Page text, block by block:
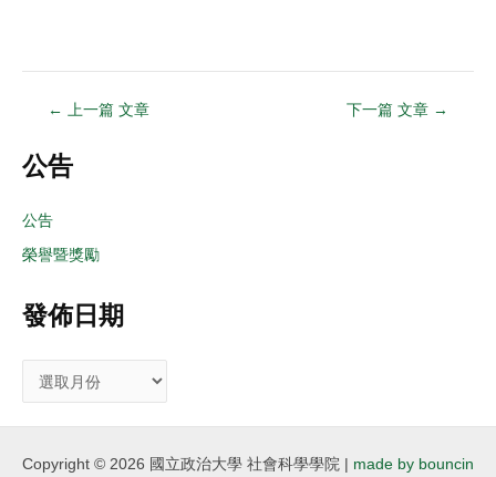
← 上一篇 文章 下一篇 文章 →
公告
公告
榮譽暨獎勵
發佈日期
Copyright © 2026 國立政治大學 社會科學學院 | made by bouncin